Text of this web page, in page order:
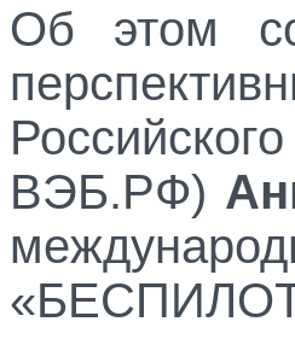
Об этом
ВЭБ.РФ)